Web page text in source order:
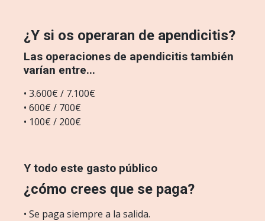
¿Y si os operaran de apendicitis?
Las operaciones de apendicitis también
varían entre...
• 3.600€ / 7.100€
• 600€ / 700€
• 100€ / 200€
Y todo este gasto público
¿cómo crees que se paga?
• Se paga siempre a la salida.